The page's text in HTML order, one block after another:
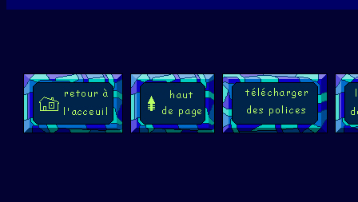
si j'écris un livre avec l'alphabet Touskan, es ce que je deviens un
suite à une participation, tu peux participer d'une des façons
promouvant l'alphabet TOUSKAN dans les media § en créant une
caractères pour l'alphabet TOUSKAN à télécharger
publiant un livre avec l'alphabet TOUSKAN § en traduisant un
l'alphabet TOUSKAN ou le site www.touskan.org dans d'autres